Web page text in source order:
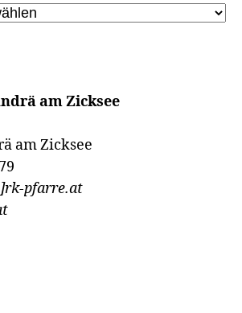
am Zicksee
am Zicksee
pfarre.at